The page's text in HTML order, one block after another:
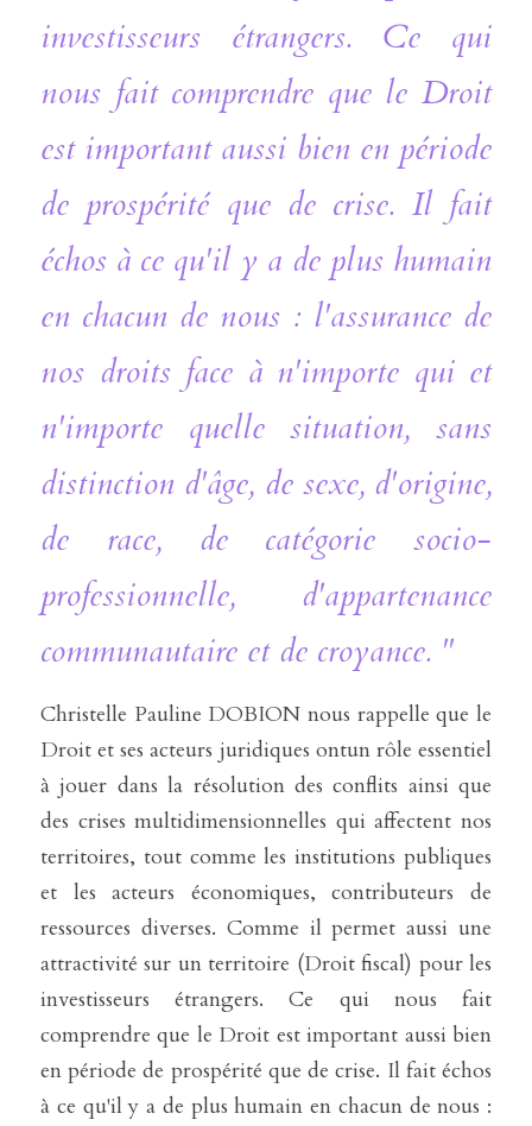
investisseurs étrangers. Ce qui
nous fait comprendre que le Droit
est important aussi bien en période
de prospérité que de crise. Il fait
échos à ce qu'il y a de plus humain
en chacun de nous : l'assurance de
nos droits face à n'importe qui et
n'importe quelle situation, sans
distinction d'âge, de sexe, d'origine,
de race, de catégorie socio-
professionnelle, d'appartenance
communautaire et de croyance. "
Christelle Pauline DOBION nous rappelle que le
Droit et ses acteurs juridiques ontun rôle essentiel
à jouer dans la résolution des conflits ainsi que
des crises multidimensionnelles qui affectent nos
territoires, tout comme les institutions publiques
et les acteurs économiques, contributeurs de
ressources diverses. Comme il permet aussi une
attractivité sur un territoire (Droit fiscal) pour les
investisseurs étrangers. Ce qui nous fait
comprendre que le Droit est important aussi bien
en période de prospérité que de crise. Il fait échos
à ce qu'il y a de plus humain en chacun de nous :